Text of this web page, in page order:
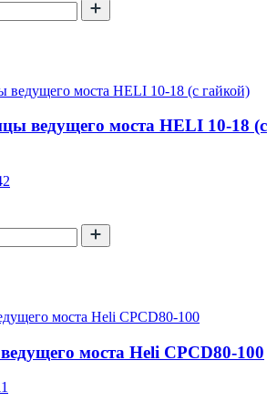
ведущего моста HELI 10-18 (с
моста Heli CPCD80-100